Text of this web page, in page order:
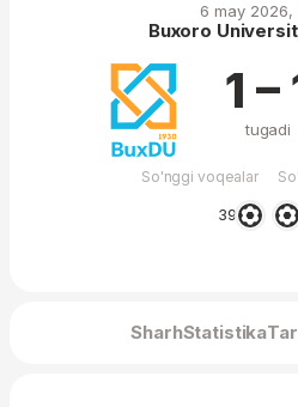
6 may 2026,
Buxoro
So'nggi voqealar
39′
1 –
tugadi
SharhStatistika